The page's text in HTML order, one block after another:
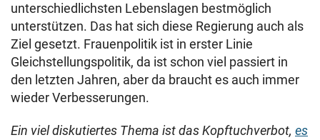
unterschiedlichsten Lebenslagen bestmöglich
unterstützen. Das hat sich diese Regierung auch als
Ziel gesetzt. Frauenpolitik ist in erster Linie
Gleichstellungspolitik, da ist schon viel passiert in
den letzten Jahren, aber da braucht es auch immer
wieder Verbesserungen.
Ein viel diskutiertes Thema ist das Kopftuchverbot, es